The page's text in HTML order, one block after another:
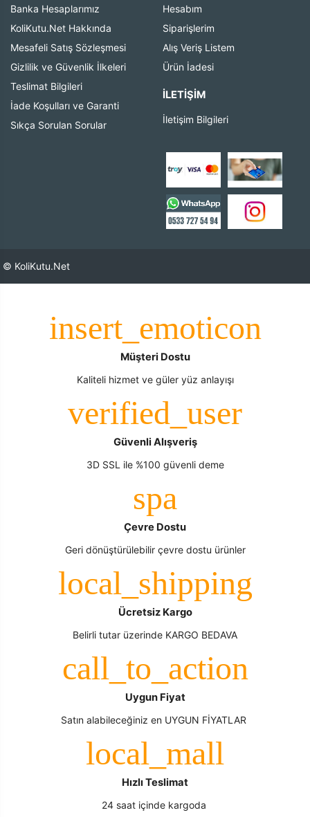
Banka Hesaplarımız
KoliKutu.Net Hakkında
Mesafeli Satış Sözleşmesi
Gizlilik ve Güvenlik İlkeleri
Teslimat Bilgileri
İade Koşulları ve Garanti
Sıkça Sorulan Sorular
Hesabım
Siparişlerim
Alış Veriş Listem
Ürün İadesi
İLETIŞIM
İletişim Bilgileri
© KoliKutu.Net
Müşteri Dostu
Kaliteli hizmet ve güler yüz anlayışı
Güvenli Alışveriş
3D SSL ile %100 güvenli deme
Çevre Dostu
Geri dönüştürülebilir çevre dostu ürünler
Ücretsiz Kargo
Belirli tutar üzerinde KARGO BEDAVA
Uygun Fiyat
Satın alabileceğiniz en UYGUN FİYATLAR
Hızlı Teslimat
24 saat içinde kargoda